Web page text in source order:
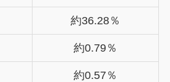
約36.28％
約0.79％
約0.57％